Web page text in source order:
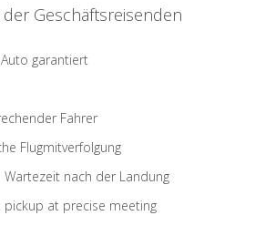
der Geschäftsreisenden
garantiert
Fahrer
Flugmitverfolgung
Wartezeit nach der Landung
pickup at precise meeting